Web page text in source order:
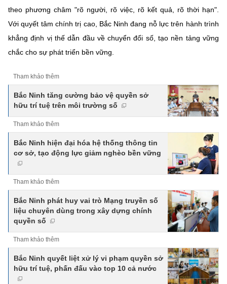
theo phương châm "rõ người, rõ việc, rõ kết quả, rõ thời hạn".
Với quyết tâm chính trị cao, Bắc Ninh đang nỗ lực trên hành trình
khẳng định vị thế dẫn đầu về chuyển đổi số, tạo nền tảng vững
chắc cho sự phát triển bền vững.
Tham khảo thêm
Bắc Ninh tăng cường bảo vệ quyền sở
hữu trí tuệ trên môi trường số
Tham khảo thêm
Bắc Ninh hiện đại hóa hệ thống thông tin
cơ sở, tạo động lực giảm nghèo bền vững
Tham khảo thêm
Bắc Ninh phát huy vai trò Mạng truyền số
liệu chuyên dùng trong xây dựng chính
quyền số
Tham khảo thêm
Bắc Ninh quyết liệt xử lý vi phạm quyền sở
hữu trí tuệ, phấn đấu vào top 10 cả nước